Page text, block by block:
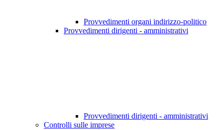
Provvedimenti organi indirizzo-politico
Provvedimenti dirigenti - amministrativi
Provvedimenti dirigenti - amministrativi
Controlli sulle imprese